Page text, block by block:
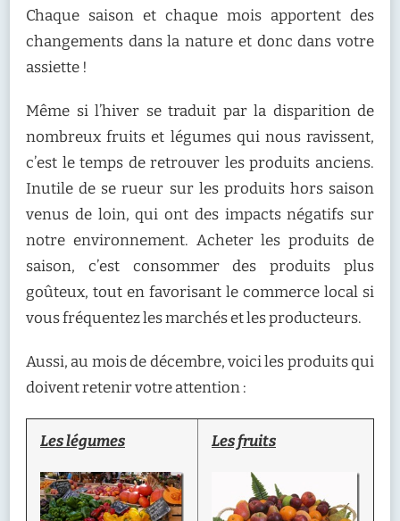
Chaque saison et chaque mois apportent des
changements dans la nature et donc dans votre
assiette !
Même si l’hiver se traduit par la disparition de
nombreux fruits et légumes qui nous ravissent,
c’est le temps de retrouver les produits anciens.
Inutile de se rueur sur les produits hors saison
venus de loin, qui ont des impacts négatifs sur
notre environnement. Acheter les produits de
saison, c’est consommer des produits plus
goûteux, tout en favorisant le commerce local si
vous fréquentez les marchés et les producteurs.
Aussi, au mois de décembre, voici les produits qui
doivent retenir votre attention :
Les légumes Les fruits